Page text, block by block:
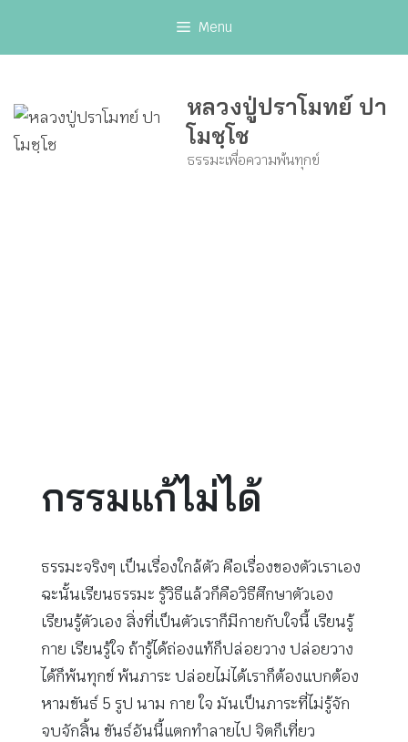
Menu
หลวงปู่ปราโมทย์ ปา
โมชฺโช
ธรรมะเพื่อความพ้นทุกข์
กรรมแก้ไม่ได้
ธรรมะจริงๆ เป็นเรื่องใกล้ตัว คือเรื่องของตัวเราเอง
ฉะนั้นเรียนธรรมะ รู้วิธีแล้วก็คือวิธีศึกษาตัวเอง
เรียนรู้ตัวเอง สิ่งที่เป็นตัวเราก็มีกายกับใจนี้ เรียนรู้
กาย เรียนรู้ใจ ถ้ารู้ได้ถ่องแท้ก็ปล่อยวาง ปล่อยวาง
ได้ก็พ้นทุกข์ พ้นภาระ ปล่อยไม่ได้เราก็ต้องแบกต้อง
หามขันธ์ 5 รูป นาม กาย ใจ มันเป็นภาระที่ไม่รู้จัก
จบจักสิ้น ขันธ์อันนี้แตกทำลายไป จิตก็เที่ยว